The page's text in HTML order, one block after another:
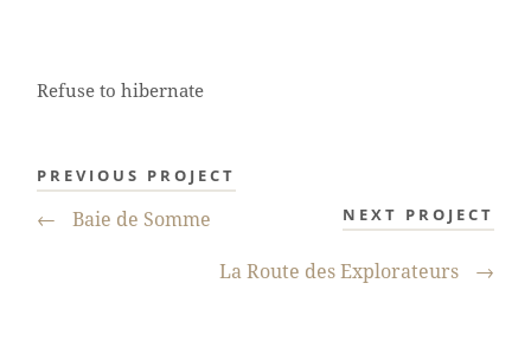
Refuse to hibernate
PREVIOUS PROJECT
← Baie de Somme NEXT PROJECT
La Route des Explorateurs →